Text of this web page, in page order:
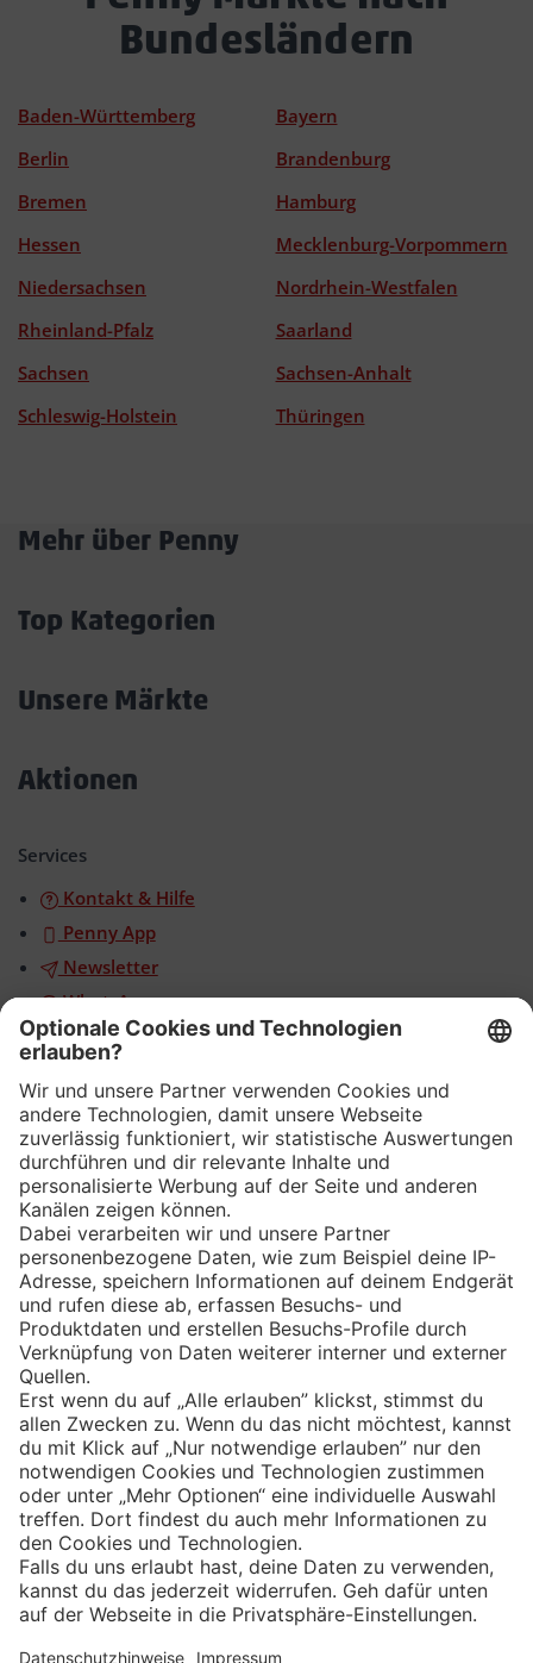
Bundesländern
Baden-Württemberg
Bayern
Berlin
Brandenburg
Bremen
Hamburg
Hessen
Mecklenburg-Vorpommern
Niedersachsen
Nordrhein-Westfalen
Rheinland-Pfalz
Saarland
Sachsen
Sachsen-Anhalt
Schleswig-Holstein
Thüringen
Mehr über Penny
Top Kategorien
Unsere Märkte
Aktionen
Services
Kontakt & Hilfe
Penny App
Newsletter
WhatsApp
App
Eishockey
Impressum